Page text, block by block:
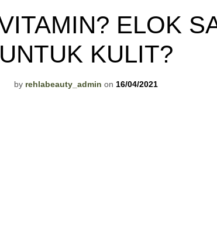
ELOK
UNTUK KULIT?
by rehlabeauty_admin on 16/04/2021